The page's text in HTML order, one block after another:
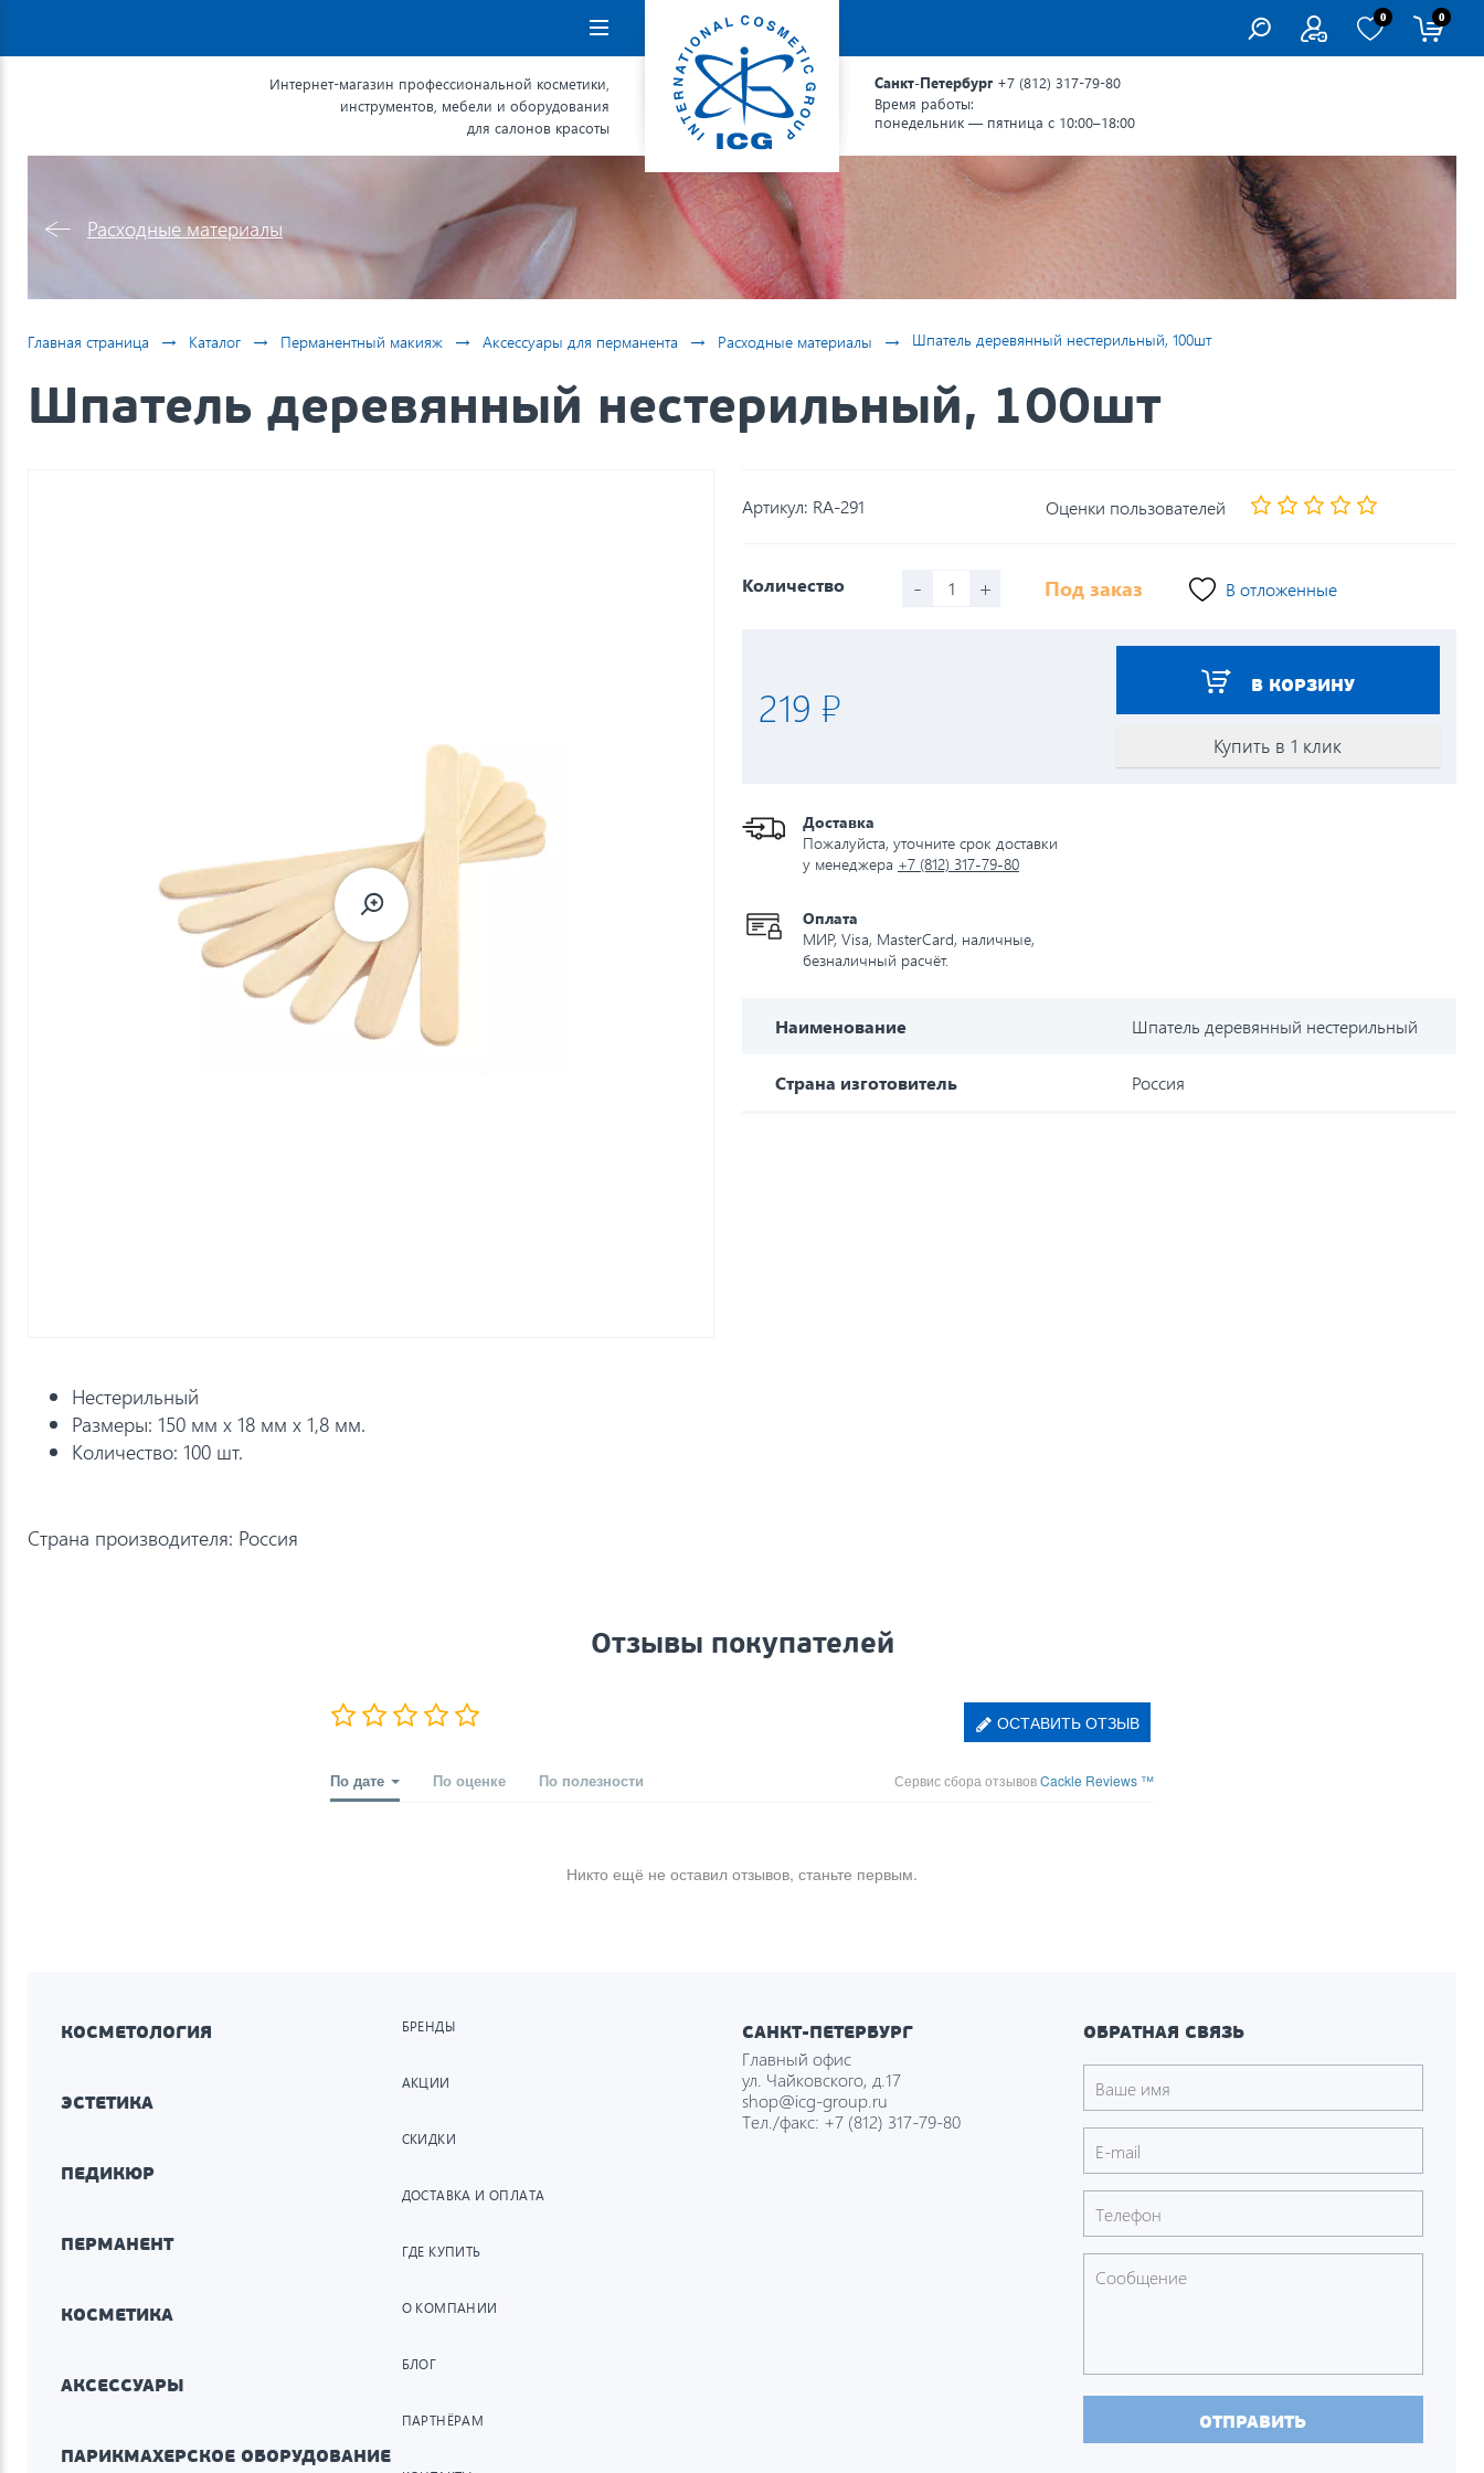
Навигация
0 0
Интернет-магазин профессиональной косметики,
инструментов, мебели и оборудования
для салонов красоты
Санкт-Петербург +7 (812) 317-79-80
Время работы:
понедельник — пятница с 10:00–18:00
Расходные материалы
Главная страница → Каталог → Перманентный макияж → Аксессуары для перманента → Расходные материалы → Шпатель деревянный нестерильный, 100шт
Шпатель деревянный нестерильный, 100шт
Нестерильный
Размеры: 150 мм х 18 мм х 1,8 мм.
Количество: 100 шт.
Страна производителя: Россия
Артикул: RA-291 Оценки пользователей
Количество - + Под заказ В отложенные
219 ₽ В КОРЗИНУ
Купить в 1 клик
Доставка
Пожалуйста, уточните срок доставки
у менеджера +7 (812) 317-79-80
Оплата
МИР, Visa, MasterCard, наличные,
безналичный расчёт.
Наименование Шпатель деревянный нестерильный
Страна изготовитель Россия
Отзывы покупателей
ОСТАВИТЬ ОТЗЫВ
По дате По оценке По полезности Сервис сбора отзывовCackle Reviews ™
Никто ещё не оставил отзывов, станьте первым.
КОСМЕТОЛОГИЯ
ЭСТЕТИКА
ПЕДИКЮР
ПЕРМАНЕНТ
КОСМЕТИКА
АКСЕССУАРЫ
ПАРИКМАХЕРСКОЕ ОБОРУДОВАНИЕ
БРЕНДЫ
АКЦИИ
СКИДКИ
ДОСТАВКА И ОПЛАТА
ГДЕ КУПИТЬ
О КОМПАНИИ
БЛОГ
ПАРТНЁРАМ
САНКТ-ПЕТЕРБУРГ
Главный офис
ул. Чайковского, д.17
shop@icg-group.ru
Тел./факс: +7 (812) 317-79-80
ОБРАТНАЯ СВЯЗЬ
ОТПРАВИТЬ